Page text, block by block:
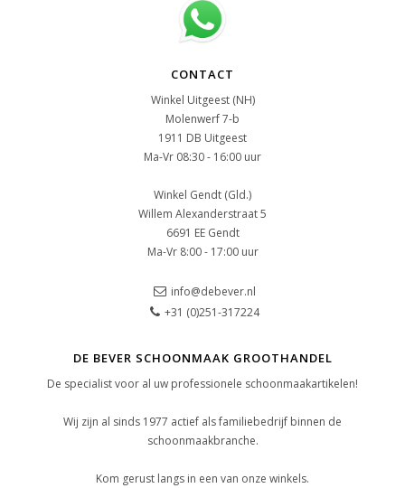
CONTACT
Winkel Uitgeest (NH)
Molenwerf 7-b
1911 DB Uitgeest
Ma-Vr 08:30 - 16:00 uur
Winkel Gendt (Gld.)
Willem Alexanderstraat 5
6691 EE Gendt
Ma-Vr 8:00 - 17:00 uur
info@debever.nl
+31 (0)251-317224
DE BEVER SCHOONMAAK GROOTHANDEL
De specialist voor al uw professionele schoonmaakartikelen!
Wij zijn al sinds 1977 actief als familiebedrijf binnen de
schoonmaakbranche.
Kom gerust langs in een van onze winkels.